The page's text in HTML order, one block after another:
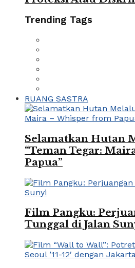
Trending Tags
RUANG SASTRA
Selamatkan Hutan
“Teman Tegar:
Papua”
Film Pangku:
Tunggal di Jalan